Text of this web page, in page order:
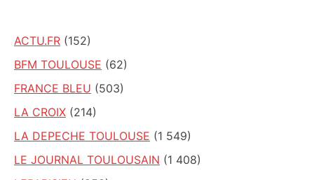
ACTU.FR (152)
BFM TOULOUSE (62)
FRANCE BLEU (503)
LA CROIX (214)
LA DEPECHE TOULOUSE (1 549)
LE JOURNAL TOULOUSAIN (1 408)